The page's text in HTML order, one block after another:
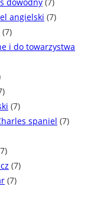
angielski (7)
(7)
i do towarzystwa
(7)
spaniel (7)
(7)
(7)